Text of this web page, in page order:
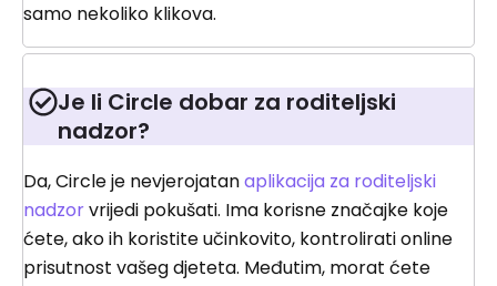
samo nekoliko klikova.
Je li Circle dobar za roditeljski
nadzor?
Da, Circle je nevjerojatanaplikacija za roditeljski
nadzorvrijedi pokušati. Ima korisne značajke koje
ćete, ako ih koristite učinkovito, kontrolirati online
prisutnost vašeg djeteta. Međutim, morat ćete